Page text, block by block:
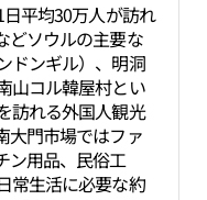
平均30万人が訪れ
どソウルの主要な
ドンギル）、明洞
山コル韓屋村とい
訪れる外国人観光
大門市場ではファ
ン用品、民俗工
常生活に必要な約